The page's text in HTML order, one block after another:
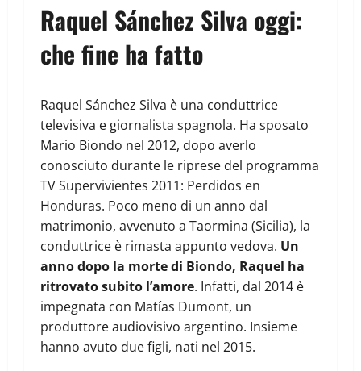
Raquel Sánchez Silva oggi:
che fine ha fatto
Raquel Sánchez Silva è una conduttrice
televisiva e giornalista spagnola. Ha sposato
Mario Biondo nel 2012, dopo averlo
conosciuto durante le riprese del programma
TV Supervivientes 2011: Perdidos en
Honduras. Poco meno di un anno dal
matrimonio, avvenuto a Taormina (Sicilia), la
conduttrice è rimasta appunto vedova. Un
anno dopo la morte di Biondo, Raquel ha
ritrovato subito l’amore. Infatti, dal 2014 è
impegnata con Matías Dumont, un
produttore audiovisivo argentino. Insieme
hanno avuto due figli, nati nel 2015.